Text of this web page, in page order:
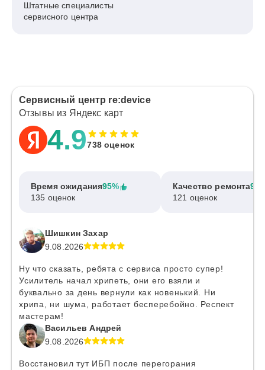
Штатные специалисты
сервисного центра
Сервисный центр re:device
Отзывы из Яндекс карт
4.9738 оценок
Время ожидания95%
135 оценок
Качество ремонта
121 оценок
Шишкин Захар
9.08.2026
Ну что сказать, ребята с сервиса просто супер!
Усилитель начал хрипеть, они его взяли и
буквально за день вернули как новенький. Ни
хрипа, ни шума, работает бесперебойно. Респект
мастерам!
Васильев Андрей
9.08.2026
Восстановил тут ИБП после перегорания